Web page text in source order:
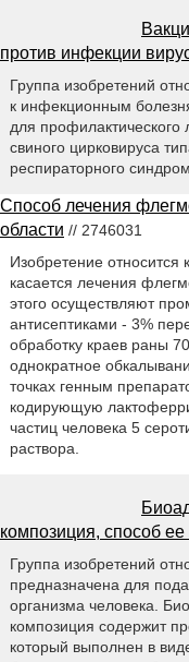
против инфекции
Группа изобретений
к инфекционным
для профилактического
свиного цирковируса
респираторного
Способ лечения
области // 2746031
Изобретение
касается лечения
этого осуществляют
антисептиками - 3%
обработку краев раны
однократное
точках генным
кодирующую
частиц человека 5
раствора.
композиция, способ
Группа изобретений
предназначена для
организма человека.
композиция содержит
который выполнен в